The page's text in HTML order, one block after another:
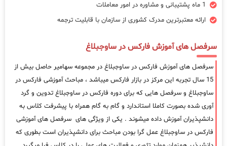
1 ماه پشتیبانی و مشاوره در امور معاملات
ارائه معتبرترین مدرک کشوری از سازمان با قابلیت ترجمه
سرفصل های آموزش فارکس در ساوجبلاغ
سرفصل های آموزش فارکس در ساوجبلاغ در مجموعه سهامیر حاصل بیش از
15 سال تجربه این مرکز در بازار فارکس میباشد ، مباحث آموزشی فارکس در
ساوجبلاغ و سرفصل هایی که برای دوره فارکس در ساوجبلاغ تدوین و گرد
آوری شده بصورت کاملا استاندارد و گام به گام همراه با پیشرفت کلاس به
دانشپذیران آموزش داده میشوند . یکی از ویژگی های سرفصل های آموزشی
فارکس در ساوجبلاغ عمل گرا بودن مباحث برای دانشپذیران است بطوری که